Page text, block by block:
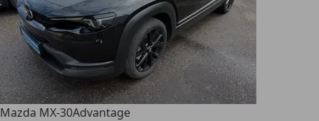
Mazda MX-30Advantage